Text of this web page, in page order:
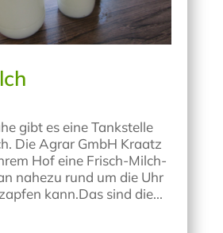
gibt es eine Tankstelle
Die Agrar GmbH Kraatz
Hof eine Frisch-Milch-
nahezu rund um die Uhr
kann.Das sind die...